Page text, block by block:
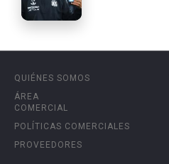
QUIÉNES SOMOS
ÁREA
COMERCIAL
POLÍTICAS COMERCIALES
PROVEEDORES